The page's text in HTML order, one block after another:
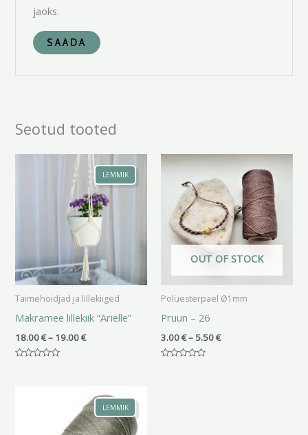
jaoks.
Seotud tooted
LEMMIK
Taimehoidjad ja lillekiiged
Makramee lillekiik “Arielle”
18.00€– 19.00€
Hinnavahemik:
18.00 €
kuni
19.00 €
OUT OF STOCK
Polüesterpael Ø1mm
Pruun – 26
3.00€–5.50€
Hinnavahemik:
3.00 €
kuni
5.50 €
LEMMIK
3.00 €
kuni
5.50 €